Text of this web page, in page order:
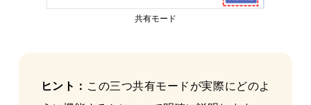
共有モード
ヒント： この三つ共有モードが実際にどのよ